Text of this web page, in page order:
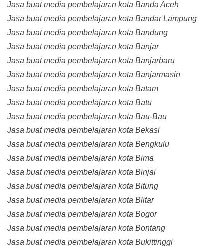
Jasa buat media pembelajaran kota Banda Aceh
Jasa buat media pembelajaran kota Bandar Lampung
Jasa buat media pembelajaran kota Bandung
Jasa buat media pembelajaran kota Banjar
Jasa buat media pembelajaran kota Banjarbaru
Jasa buat media pembelajaran kota Banjarmasin
Jasa buat media pembelajaran kota Batam
Jasa buat media pembelajaran kota Batu
Jasa buat media pembelajaran kota Bau-Bau
Jasa buat media pembelajaran kota Bekasi
Jasa buat media pembelajaran kota Bengkulu
Jasa buat media pembelajaran kota Bima
Jasa buat media pembelajaran kota Binjai
Jasa buat media pembelajaran kota Bitung
Jasa buat media pembelajaran kota Blitar
Jasa buat media pembelajaran kota Bogor
Jasa buat media pembelajaran kota Bontang
Jasa buat media pembelajaran kota Bukittinggi